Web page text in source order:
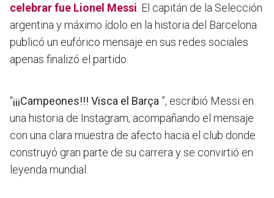
celebrar fue Lionel Messi . El capitán de la Selección
argentina y máximo ídolo en la historia del Barcelona
publicó un eufórico mensaje en sus redes sociales
apenas finalizó el partido.
“¡¡¡Campeones!!! Visca el Barça ”, escribió Messi en
una historia de Instagram, acompañando el mensaje
con una clara muestra de afecto hacia el club donde
construyó gran parte de su carrera y se convirtió en
leyenda mundial.